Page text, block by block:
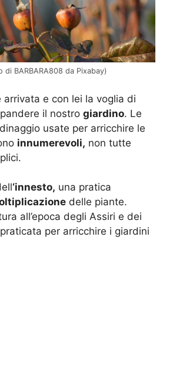
di BARBARA808 da Pixabay)
arrivata e con lei la voglia di
il nostro giardino. Le
usate per arricchire le
innumerevoli, non tutte
‘innesto, una pratica
delle piante.
all’epoca degli Assiri e dei
per arricchire i giardini